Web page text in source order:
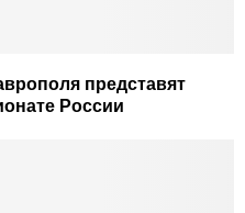
представят
России